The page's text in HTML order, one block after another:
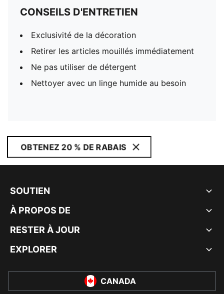
CONSEILS D'ENTRETIEN
Exclusivité de la décoration
Retirer les articles mouillés immédiatement
Ne pas utiliser de détergent
Nettoyer avec un linge humide au besoin
OBTENEZ 20 % DE RABAIS
SOUTIEN
À PROPOS DE
RESTER À JOUR
EXPLORER
CANADA